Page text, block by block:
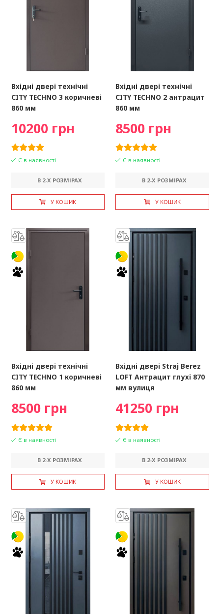
Вхідні двері технічні
CITY TECHNO 3 коричневі
860 мм
10200 грн
Є в наявності
В 2-X РОЗМІРАХ
У КОШИК
Вхідні двері технічні
CITY TECHNO 2 антрацит
860 мм
8500 грн
Є в наявності
В 2-X РОЗМІРАХ
У КОШИК
Вхідні двері технічні
CITY TECHNO 1 коричневі
860 мм
8500 грн
Є в наявності
В 2-X РОЗМІРАХ
У КОШИК
Вхідні двері Straj Berez
LOFT Антрацит глухі 870
мм вулиця
41250 грн
Є в наявності
В 2-X РОЗМІРАХ
У КОШИК